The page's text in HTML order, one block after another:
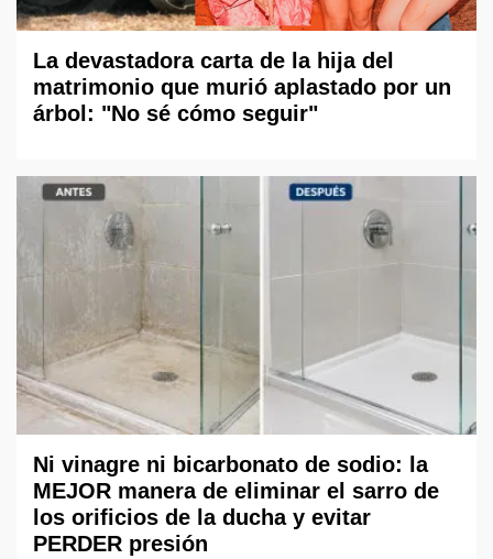
La devastadora carta de la hija del
matrimonio que murió aplastado por un
árbol: "No sé cómo seguir"
Ni vinagre ni bicarbonato de sodio: la
MEJOR manera de eliminar el sarro de
los orificios de la ducha y evitar
PERDER presión